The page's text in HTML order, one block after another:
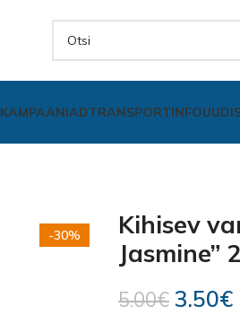
KAMPAANIADTRANSPORTINFO
-30%
Kihisev
Jasmine”
5.00€ 3.50€